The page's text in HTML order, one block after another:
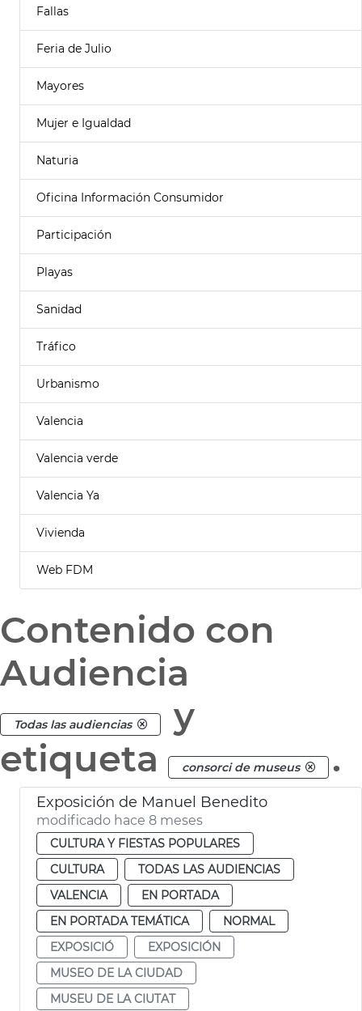
Fallas
Feria de Julio
Mayores
Mujer e Igualdad
Naturia
Oficina Información Consumidor
Participación
Playas
Sanidad
Tráfico
Urbanismo
Valencia
Valencia verde
Valencia Ya
Vivienda
Web FDM
Contenido con
Audiencia
Todas las audiencias
y
etiqueta
consorci de museus .
Exposición de Manuel Benedito
modificado hace 8 meses
CULTURA Y FIESTAS POPULARES
CULTURA
TODAS LAS AUDIENCIAS
VALENCIA
EN PORTADA
EN PORTADA TEMÁTICA
NORMAL
EXPOSICIÓ
EXPOSICIÓN
MUSEO DE LA CIUDAD
MUSEU DE LA CIUTAT